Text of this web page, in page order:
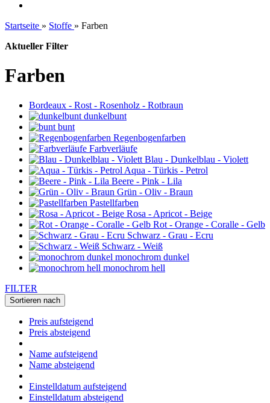
Startseite » Stoffe » Farben
Aktueller Filter
Farben
Bordeaux - Rost - Rosenholz - Rotbraun
dunkelbunt
bunt
Regenbogenfarben
Farbverläufe
Blau - Dunkelblau - Violett
Aqua - Türkis - Petrol
Beere - Pink - Lila
Grün - Oliv - Braun
Pastellfarben
Rosa - Apricot - Beige
Rot - Orange - Coralle - Gelb
Schwarz - Grau - Ecru
Schwarz - Weiß
monochrom dunkel
monochrom hell
FILTER
Sortieren nach
Preis aufsteigend
Preis absteigend
Name aufsteigend
Name absteigend
Einstelldatum aufsteigend
Einstelldatum absteigend